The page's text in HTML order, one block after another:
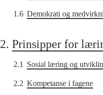
1.6 Demokrati og
2. Prinsipper for
2.1 Sosial læring og
2.2 Kompetanse i fagene